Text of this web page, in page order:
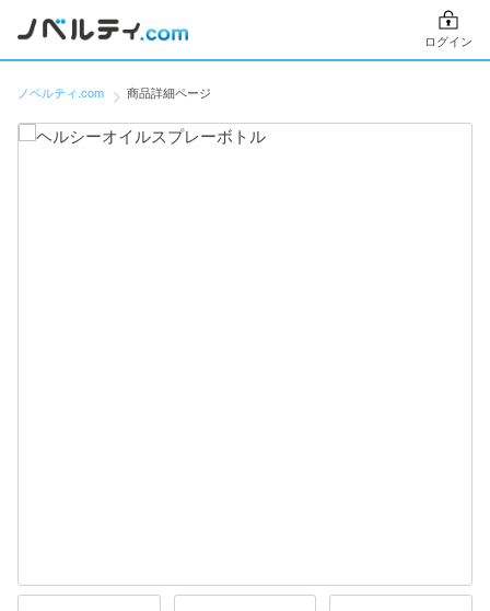
ログイン
ノベルティ.com 商品詳細ページ